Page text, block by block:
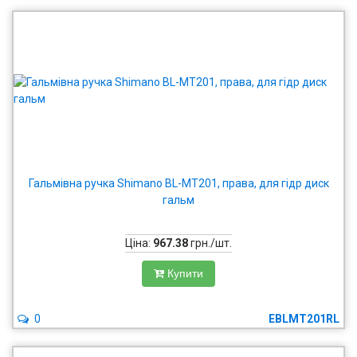
Гальмівна ручка Shimano BL-MT201, права, для гідр диск
гальм
Ціна: 967.38грн./шт.
Купити
EBLMT201RL
0